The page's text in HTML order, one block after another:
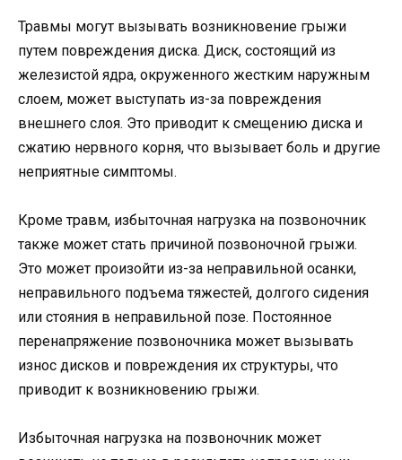
Травмы могут вызывать возникновение грыжи
путем повреждения диска. Диск, состоящий из
железистой ядра, окруженного жестким наружным
слоем, может выступать из-за повреждения
внешнего слоя. Это приводит к смещению диска и
сжатию нервного корня, что вызывает боль и другие
неприятные симптомы.
Кроме травм, избыточная нагрузка на позвоночник
также может стать причиной позвоночной грыжи.
Это может произойти из-за неправильной осанки,
неправильного подъема тяжестей, долгого сидения
или стояния в неправильной позе. Постоянное
перенапряжение позвоночника может вызывать
износ дисков и повреждения их структуры, что
приводит к возникновению грыжи.
Избыточная нагрузка на позвоночник может